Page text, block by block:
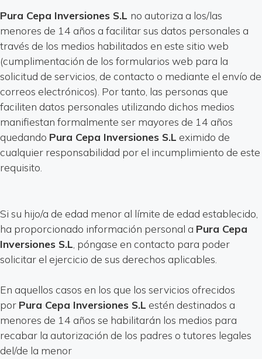
Pura Cepa Inversiones S.L no autoriza a los/las
menores de 14 años a facilitar sus datos personales a
través de los medios habilitados en este sitio web
(cumplimentación de los formularios web para la
solicitud de servicios, de contacto o mediante el envío de
correos electrónicos). Por tanto, las personas que
faciliten datos personales utilizando dichos medios
manifiestan formalmente ser mayores de 14 años
quedando Pura Cepa Inversiones S.L eximido de
cualquier responsabilidad por el incumplimiento de este
requisito.
Si su hijo/a de edad menor al límite de edad establecido,
ha proporcionado información personal a Pura Cepa
Inversiones S.L , póngase en contacto para poder
solicitar el ejercicio de sus derechos aplicables.
En aquellos casos en los que los servicios ofrecidos
por Pura Cepa Inversiones S.L estén destinados a
menores de 14 años se habilitarán los medios para
recabar la autorización de los padres o tutores legales
del/de la menor